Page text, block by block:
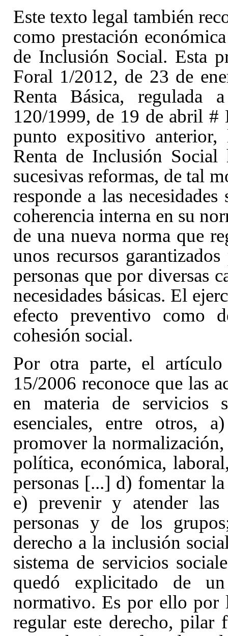
Este texto legal también
como prestación
de Inclusión Social. Esta
Foral 1/2012, de 23 de
Renta Básica,
120/1999, de 19 de abril #
punto expositivo anterior,
Renta de Inclusión
sucesivas reformas, de tal
responde a las
coherencia interna en su
de una nueva norma que
unos recursos
personas que por diversas
necesidades básicas. El
efecto preventivo como
cohesión social.
Por otra parte, el
15/2006 reconoce que las
en materia de servicios
esenciales, entre otros,
promover la
política, económica,
personas [...] d) fomentar
e) prevenir y atender las
personas y de los
derecho a la inclusión
sistema de servicios
quedó explicitado de
normativo. Es por ello por
regular este derecho, pilar